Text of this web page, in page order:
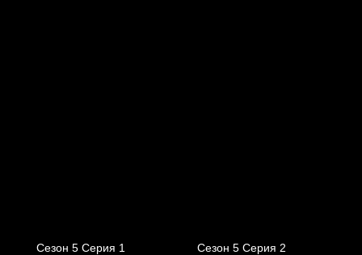
Сезон 5 Серия 1 Сезон 5 Серия 2